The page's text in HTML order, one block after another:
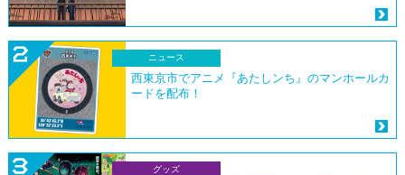
ニュース
西東京市でアニメ『あたしンち』のマンホールカ
ードを配布！
グッズ